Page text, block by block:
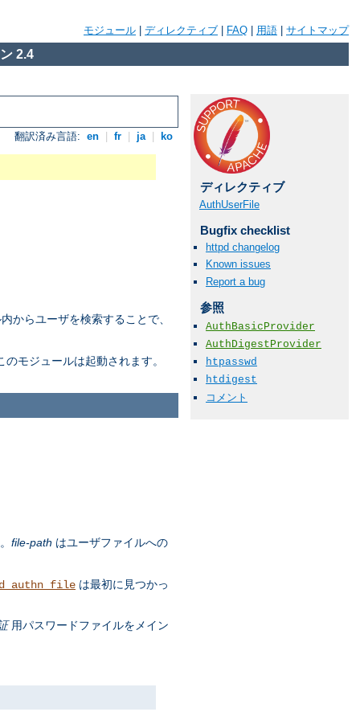
モジュール ディレクティブ FAQ 用語 サイトマップ
2.4
翻訳済み言語: en fr ja ko
からユーザを検索することで、
モジュールは起動されます。
ディレクティブ
AuthUserFile
Bugfix checklist
httpd changelog
Known issues
Report a bug
参照
AuthBasicProvider
AuthDigestProvider
htpasswd
htdigest
コメント
file-path はユーザファイルへの
は最初に見つかっ
用パスワードファイルをメイン